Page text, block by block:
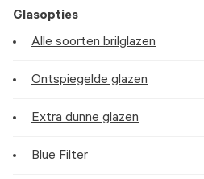
Glasopties
Alle soorten brilglazen
Ontspiegelde glazen
Extra dunne glazen
Blue Filter